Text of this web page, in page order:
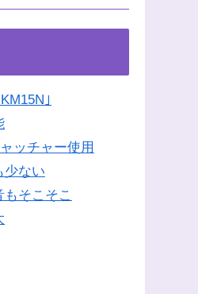
｣
ッチャー使用
少ない
そこそこ